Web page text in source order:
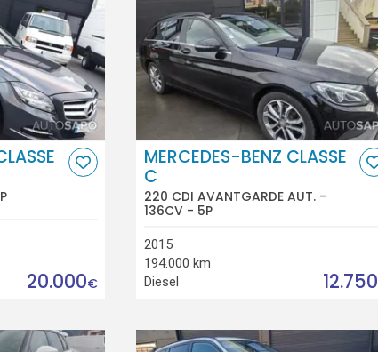
20.000€
MERCEDES-BENZ CLASSE
C
220 CDI AVANTGARDE AUT. -
136CV - 5P
2015
194.000 km
Diesel
12.750